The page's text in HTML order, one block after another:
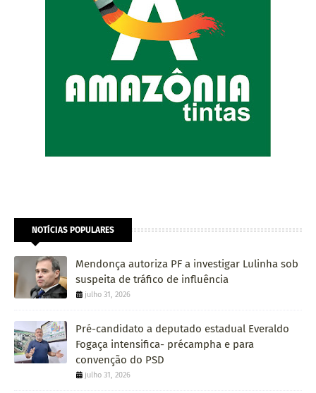
NOTÍCIAS POPULARES
Mendonça autoriza PF a investigar Lulinha sob
suspeita de tráfico de influência
julho 31, 2026
Pré-candidato a deputado estadual Everaldo
Fogaça intensifica- précampha e para
convenção do PSD
julho 31, 2026